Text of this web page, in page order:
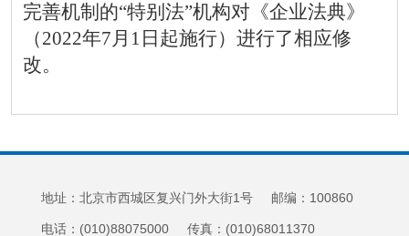
完善机制的“特别法”机构对《企业法典》
（2022年7月 1 日起施行）进行了相应修
改。
地址：北京市西城区复兴门外大街1号 邮编：100860
电话：(010)88075000 传真：(010)68011370